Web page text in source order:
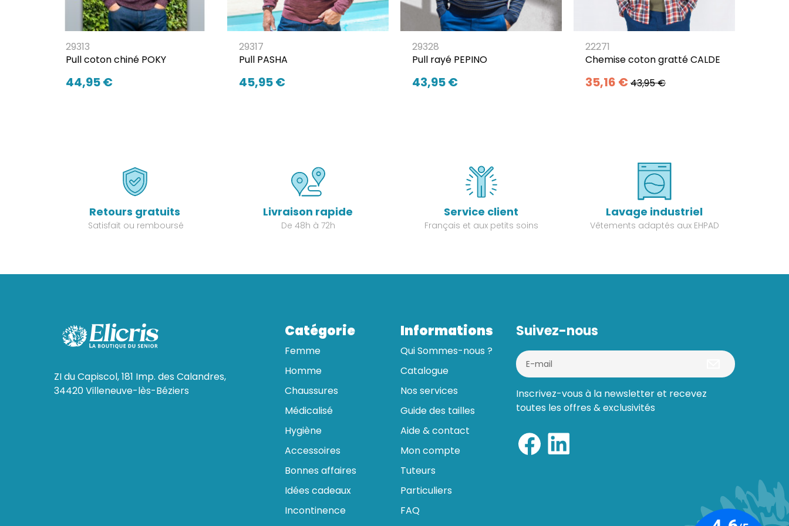
29313
Pull coton chiné POKY
44,95 €
29317
Pull PASHA
45,95 €
29328
Pull rayé PEPINO
43,95 €
22271
Chemise coton gratté CALDE
35,16 € 43,95 €
Retours gratuits
Satisfait ou remboursé
Livraison rapide
De 48h à 72h
Service client
Français et aux petits soins
Lavage industriel
Vêtements adaptés aux EHPAD
ZI du Capiscol, 181 Imp. des Calandres,
34420 Villeneuve-lès-Béziers
Catégorie
Femme
Homme
Chaussures
Médicalisé
Hygiène
Accessoires
Bonnes affaires
Idées cadeaux
Incontinence
Informations
Qui Sommes-nous ?
Catalogue
Nos services
Guide des tailles
Aide & contact
Mon compte
Tuteurs
Particuliers
FAQ
Suivez-nous
Inscrivez-vous à la newsletter et recevez
toutes les offres & exclusivités